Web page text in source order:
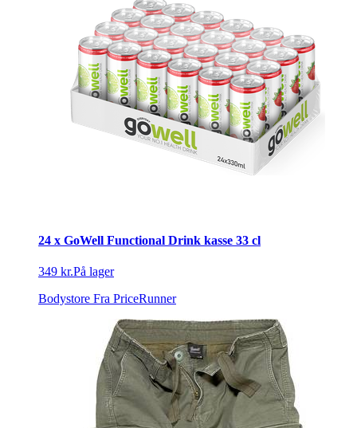
24 x GoWell Functional Drink kasse 33 cl
349 kr.På lager
Bodystore Fra PriceRunner